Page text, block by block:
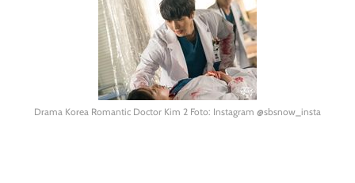
Drama Korea Romantic Doctor Kim 2 Foto: Instagram @sbsnow_insta